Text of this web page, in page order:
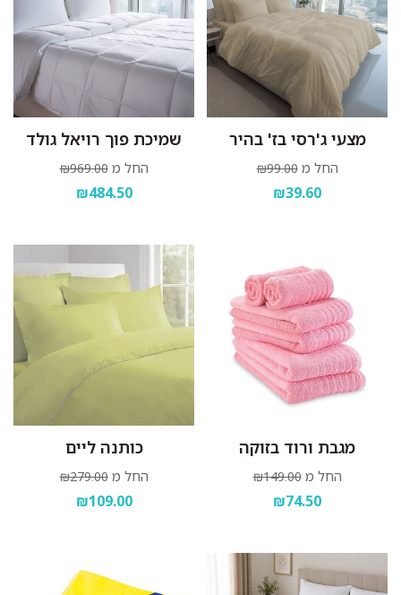
מצעי ג'רסי בז' בהיר
החל מ ₪99.00
₪39.60
שמיכת פוך רויאל גולד
החל מ ₪969.00
₪484.50
מגבת ורוד בזוקה
החל מ ₪149.00
₪74.50
כותנה ליים
החל מ ₪279.00
₪109.00